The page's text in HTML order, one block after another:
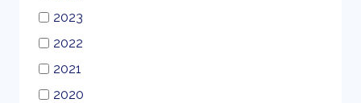
2023
2022
2021
2020